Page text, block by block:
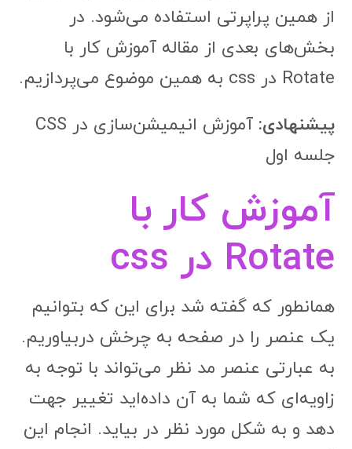
از همین پراپرتی استفاده می‌شود. در
بخش‌های بعدی از مقاله آموزش کار با
Rotate در css به همین موضوع می‌پردازیم.
پیشنهادی:
آموزش انیمیشن‌سازی در CSS
جلسه اول
آموزش کار با
Rotate در css
همانطور که گفته شد برای این که بتوانیم
یک عنصر را در صفحه به چرخش دربیاوریم.
به عبارتی عنصر مد نظر می‌تواند با توجه به
زاویه‌ای که شما به آن داده‌اید تغییر جهت
دهد و به شکل مورد نظر در بیاید. انجام این